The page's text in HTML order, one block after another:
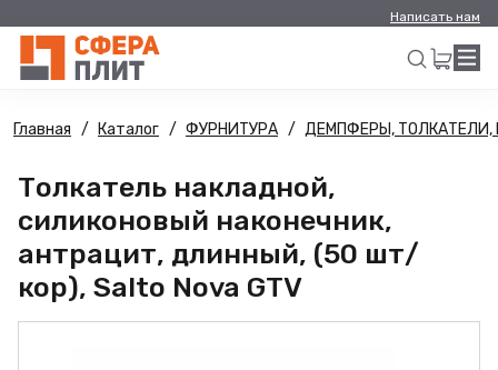
Написать нам
Искать
Главная Каталог ФУРНИТУРА ДЕМПФЕРЫ, ТОЛКАТЕЛИ,
Толкатель накладной,
силиконовый наконечник,
антрацит, длинный, (50 шт/
кор), Salto Nova GTV